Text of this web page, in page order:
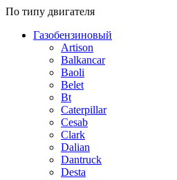
По типу двигателя
Газобензиновый
Artison
Balkancar
Baoli
Belet
Bt
Caterpillar
Cesab
Clark
Dalian
Dantruck
Desta